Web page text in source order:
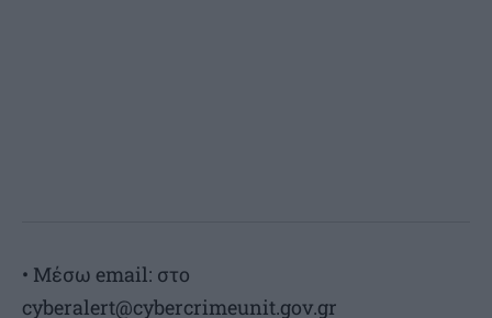
• Μέσω email: στο
cyberalert@cybercrimeunit.gov.gr